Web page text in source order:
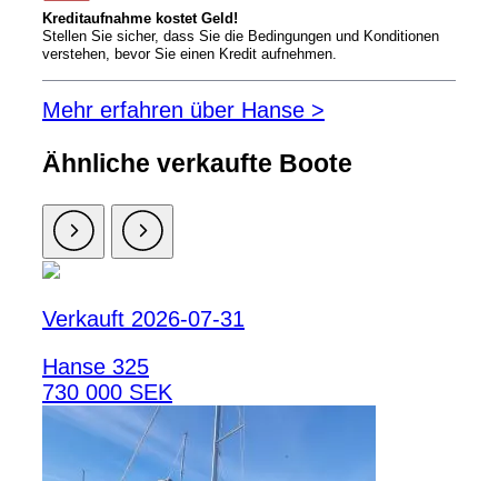
Kreditaufnahme kostet Geld!
Stellen Sie sicher, dass Sie die Bedingungen und Konditionen
verstehen, bevor Sie einen Kredit aufnehmen.
Mehr erfahren über Hanse >
Ähnliche verkaufte Boote
Verkauft 2026-07-31
Hanse 325
730 000 SEK